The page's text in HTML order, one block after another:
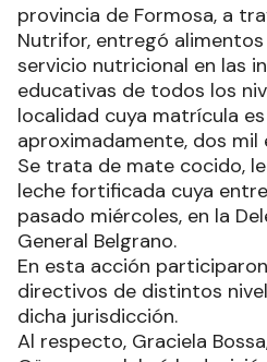
provincia de Formosa, a
Nutrifor, entregó
servicio nutricional en las
educativas de todos los
localidad cuya matrícula
aproximadamente, dos mil
Se trata de mate cocido,
leche fortificada cuya
pasado miércoles, en la
General Belgrano.
En esta acción
directivos de distintos
dicha jurisdicción.
Al respecto, Graciela